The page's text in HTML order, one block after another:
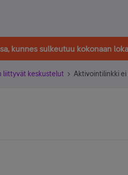
kunnes sulkeutuu kokonaan
liittyvät keskustelut Aktivointilinkki